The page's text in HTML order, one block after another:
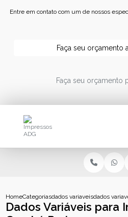
Entre em contato com um de nossos
Faça seu orçamento
Faça seu orçamento
HomeCategoriasdados variaveisdados
Dados Variáveis para